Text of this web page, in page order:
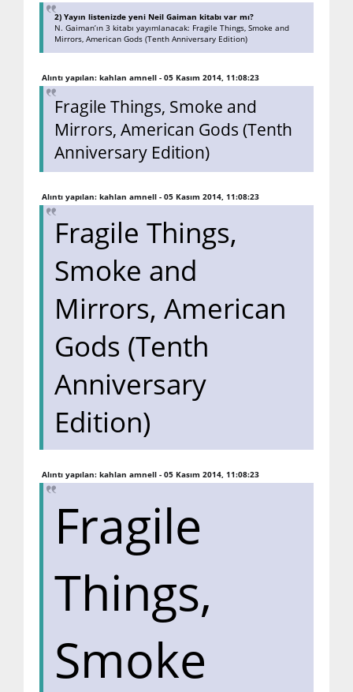
2) Yayın listenizde yeni Neil Gaiman kitabı var mı?
N. Gaiman’ın 3 kitabı yayımlanacak: Fragile Things, Smoke and
Mirrors, American Gods (Tenth Anniversary Edition)
Alıntı yapılan: kahlan amnell - 05 Kasım 2014, 11:08:23
Fragile Things, Smoke and
Mirrors, American Gods (Tenth
Anniversary Edition)
Alıntı yapılan: kahlan amnell - 05 Kasım 2014, 11:08:23
Fragile Things,
Smoke and
Mirrors, American
Gods (Tenth
Anniversary
Edition)
Alıntı yapılan: kahlan amnell - 05 Kasım 2014, 11:08:23
Fragile
Things,
Smoke